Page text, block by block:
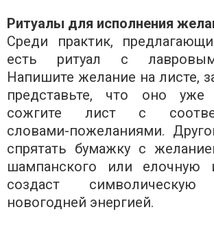
Ритуалы для исполнения
Среди практик,
есть ритуал с
Напишите желание на листе,
представьте, что оно
сожгите лист с
словами-пожеланиями.
спрятать бумажку с
шампанского или елочную
создаст
новогодней энергией.